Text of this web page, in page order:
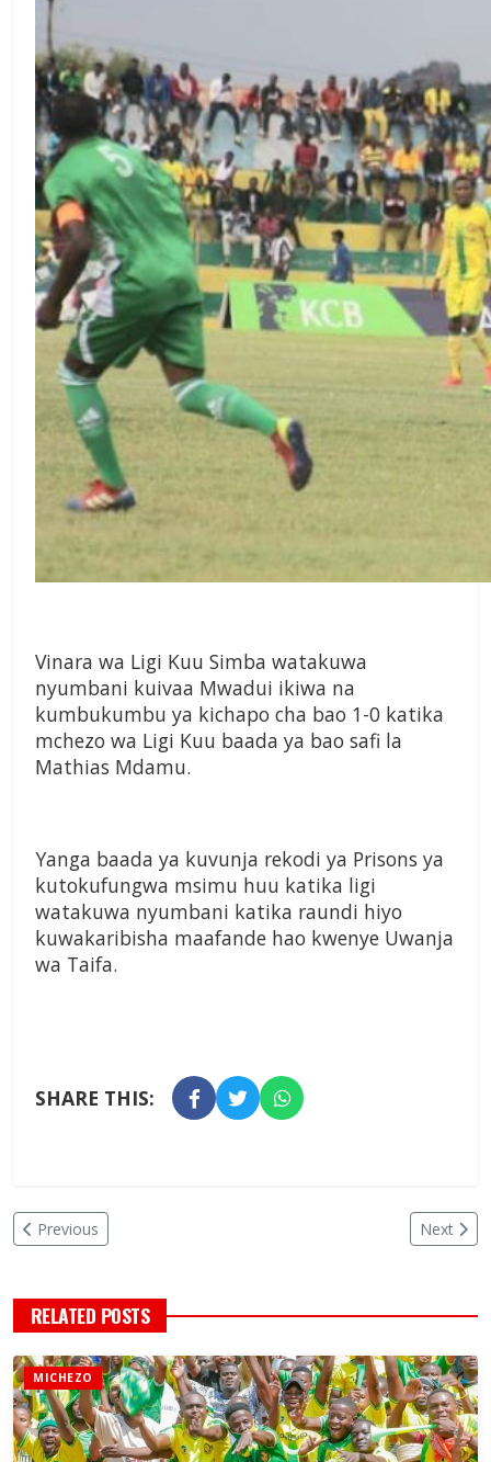
Vinara wa Ligi Kuu Simba watakuwa
nyumbani kuivaa Mwadui ikiwa na
kumbukumbu ya kichapo cha bao 1-0 katika
mchezo wa Ligi Kuu baada ya bao safi la
Mathias Mdamu.
Yanga baada ya kuvunja rekodi ya Prisons ya
kutokufungwa msimu huu katika ligi
watakuwa nyumbani katika raundi hiyo
kuwakaribisha maafande hao kwenye Uwanja
wa Taifa.
SHARE THIS:
Previous Next
RELATED POSTS
MICHEZO